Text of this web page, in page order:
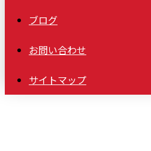
ブログ
お問い合わせ
サイトマップ